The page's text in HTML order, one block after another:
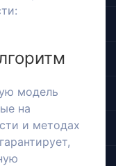
модель
на
и методах